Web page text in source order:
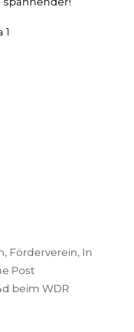
, Förderverein, In
Post
beim WDR